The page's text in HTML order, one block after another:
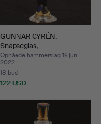
GUNNAR CYRÉN.
Snapseglas,
"Nobelservisen",…
Opnåede hammerslag 19 jun
2022
18 bud
122 USD